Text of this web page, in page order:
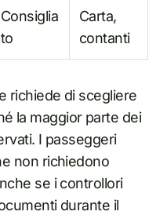
Consiglia
to
Carta,
contanti
richiede di scegliere
la maggior parte dei
I passeggeri
non richiedono
se i controllori
durante il